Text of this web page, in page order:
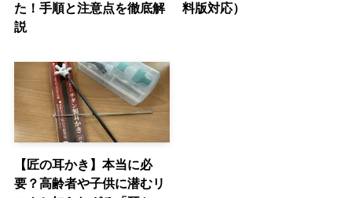
た！手順と注意点を徹底解
説
料版対応）
【匠の耳かき】本当に必
要？高齢者や子供に潜むリ